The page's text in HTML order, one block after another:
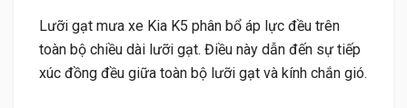
Lưỡi gạt mưa xe Kia K5 phân bổ áp lực đều trên
toàn bộ chiều dài lưỡi gạt. Điều này dẫn đến sự tiếp
xúc đồng đều giữa toàn bộ lưỡi gạt và kính chắn gió.